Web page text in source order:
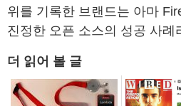
위를 기록한 브랜드는 아마
진정한 오픈 소스의 성공 사례
더 읽어 볼 글